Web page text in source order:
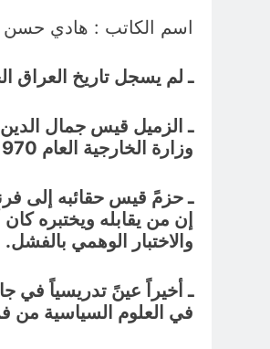
اسم الكاتب : هادي حسن
ـ لم يسجل تاريخ العراق
ـ الزميل قيس جمال الدين
وزارة الخارجية العام 1970.. في حين عين الطلبة الفاشلون.
ـ حزمً قيس حقائبه إلى
إن من يقابله ويختبره
والاختبار الوهمي بالفشل.
ـ أخيراً عينً تدريسياً في
في العلوم السياسية من